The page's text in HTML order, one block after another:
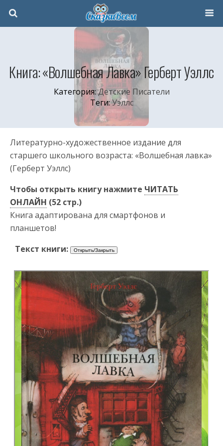
Книга: «Волшебная Лавка» Герберт Уэллс
Категория:Детские Писатели
Теги:Уэллс
Литературно-художественное издание для
старшего школьного возраста: «Волшебная лавка»
(Герберт Уэллс)
Чтобы открыть книгу нажмите ЧИТАТЬ
ОНЛАЙН (52 стр.)
Книга адаптирована для смартфонов и
планшетов!
Текст книги: